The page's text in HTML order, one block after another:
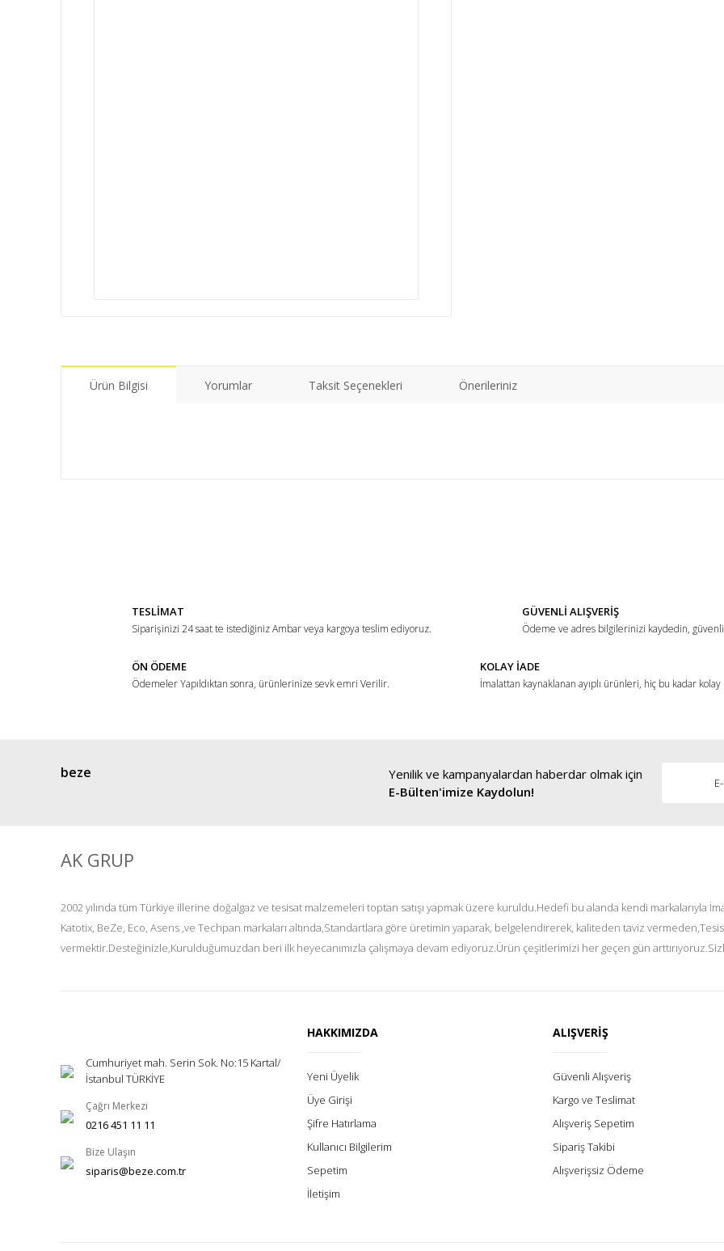
Ürün Bilgisi Yorumlar Taksit Seçenekleri Önerileriniz
Ürün bilgilerinde hatalar bulunuyor.
Bu ürüne benzer farklı alternatifler olmalı.
Gönder
TESLİMAT
Siparişinizi 24 saat te istediğiniz Ambar veya kargoya teslim ediyoruz.
GÜVENLİ ALIŞVERİŞ
Ödeme ve adres bilgilerinizi kaydedin, güvenli
ÖN ÖDEME
Ödemeler Yapıldıktan sonra, ürünlerinize sevk emri Verilir.
KOLAY İADE
İmalattan kaynaklanan ayıplı ürünleri, hiç bu kadar kolay
beze
Yenilik ve kampanyalardan haberdar olmak için
E-Bülten'imize Kaydolun!
AK GRUP
2002 yılında tüm Türkiye illerine doğalgaz ve tesisat malzemeleri toptan satışı yapmak üzere kuruldu.Hedefi bu alanda kendi markalarıyla
Katotix, BeZe, Eco, Asens ,ve Techpan markaları altında,Standartlara göre üretimin yaparak, belgelendirerek, kaliteden taviz
vermektir.Desteğinizle,Kurulduğumuzdan beri ilk heyecanımızla çalışmaya devam ediyoruz.Ürün çeşitlerimizi her geçen gün
Cumhuriyet mah. Serin Sok. No:15 Kartal/
İstanbul TÜRKİYE
Çağrı Merkezi
0216 451 11 11
Bize Ulaşın
siparis@beze.com.tr
HAKKIMIZDA
Yeni Üyelik
Üye Girişi
Şifre Hatırlama
Kullanıcı Bilgilerim
Sepetim
İletişim
ALIŞVERİŞ
Güvenli Alışveriş
Kargo ve Teslimat
Alışveriş Sepetim
Sipariş Takibi
Alışverişsiz Ödeme